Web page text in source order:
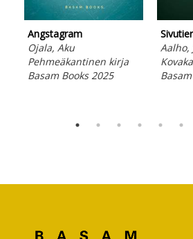
Angstagram
Ojala, Aku
Pehmeäkantinen kirja
Basam Books 2025
Aalho,